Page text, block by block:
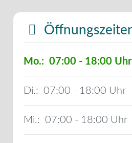
Mo.: 07:00 - 18:00
Di.: 07:00 - 18:00
Mi.: 07:00 - 18:00